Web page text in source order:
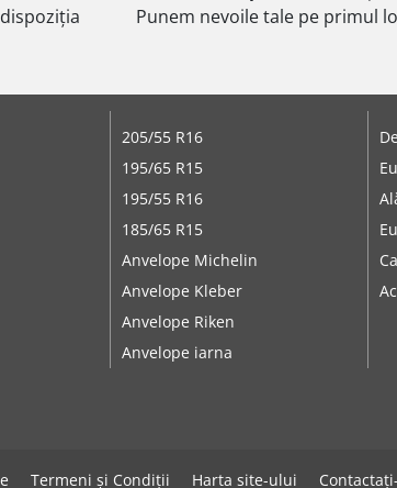
Punem nevoile tale pe primul
205/55 R16
195/65 R15
195/55 R16
185/65 R15
Anvelope Michelin
Anvelope Kleber
Anvelope Riken
Anvelope iarna
Termeni și Condiții Harta site-ului